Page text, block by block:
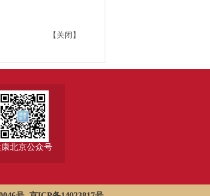
【关闭】
北京公众号